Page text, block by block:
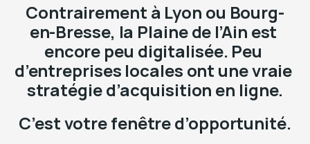
Contrairement à Lyon ou Bourg-
en-Bresse, la Plaine de l’Ain est
encore peu digitalisée. Peu
d’entreprises locales ont une vraie
stratégie d’acquisition en ligne.
C’est votre fenêtre d’opportunité.